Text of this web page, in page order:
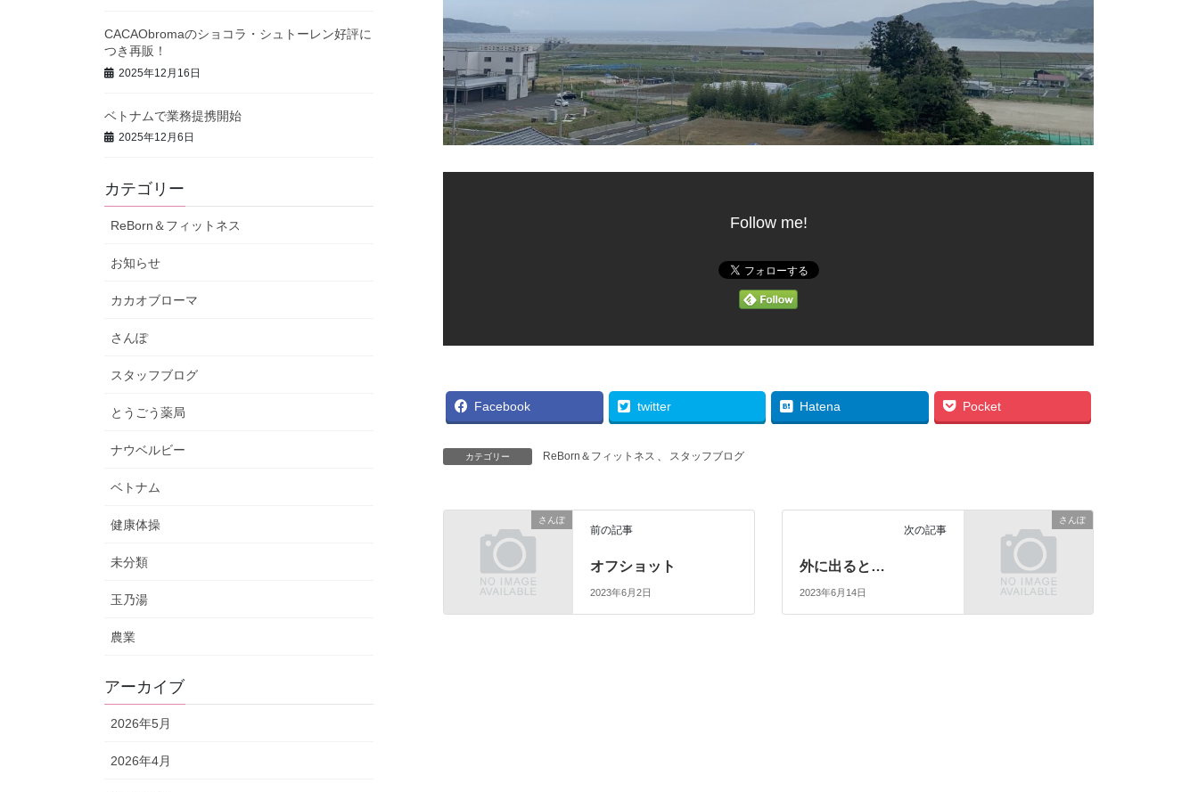
Follow me!
Facebook twitter Hatena Pocket
カテゴリー ReBorn＆フィットネス 、 スタッフブログ
さんぽ
前の記事
オフショット
2023年6月2日
さんぽ
次の記事
外に出ると…
2023年6月14日
CACAObromaのショコラ・シュトーレン好評に
つき再販！
2025年12月16日
ベトナムで業務提携開始
2025年12月6日
カテゴリー
ReBorn＆フィットネス
お知らせ
カカオブローマ
さんぽ
スタッフブログ
とうごう薬局
ナウベルビー
ベトナム
健康体操
未分類
玉乃湯
農業
アーカイブ
2026年5月
2026年4月